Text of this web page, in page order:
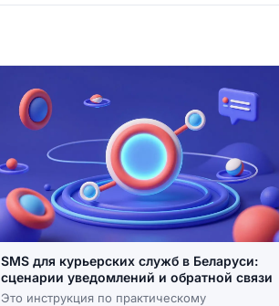
SMS для курьерских служб в Беларуси:
сценарии уведомлений и обратной связи
Это инструкция по практическому